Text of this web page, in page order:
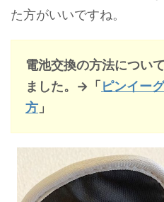
た方がいいですね。
電池交換の方法につい
ました。→「 ピンイー
方 」